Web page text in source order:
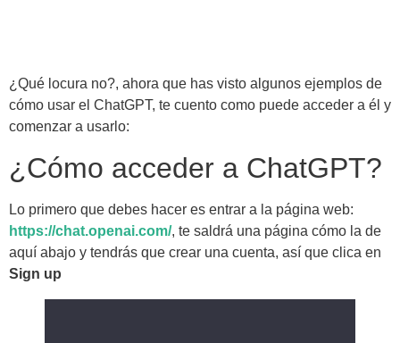
¿Qué locura no?, ahora que has visto algunos ejemplos de
cómo usar el ChatGPT, te cuento como puede acceder a él y
comenzar a usarlo:
¿Cómo acceder a ChatGPT?
Lo primero que debes hacer es entrar a la página web:
https://chat.openai.com/, te saldrá una página cómo la de
aquí abajo y tendrás que crear una cuenta, así que clica en
Sign up